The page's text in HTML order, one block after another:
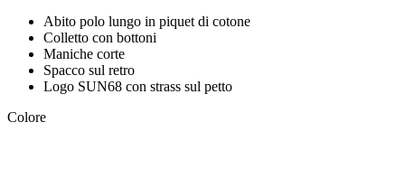
Abito polo lungo in piquet di cotone
Colletto con bottoni
Maniche corte
Spacco sul retro
Logo SUN68 con strass sul petto
Colore